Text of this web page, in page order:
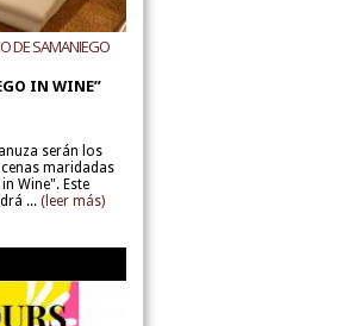
DE SAMANIEGO
IN WINE”
serán los
maridadas
Wine". Este
... (leer más)